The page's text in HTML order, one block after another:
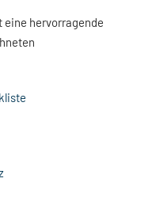
hervorragende